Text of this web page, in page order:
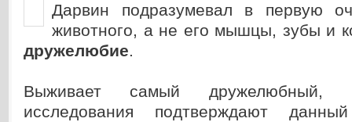
Дарвин подразумевал в первую
животного, а не его мышцы, зубы и
дружелюбие.
Выживает самый дружелюбный,
исследования подтверждают